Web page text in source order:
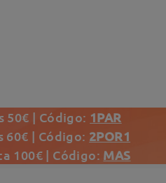
50€ | Código: 1PAR
60€ | Código: 2POR1
100€ | Código: MAS